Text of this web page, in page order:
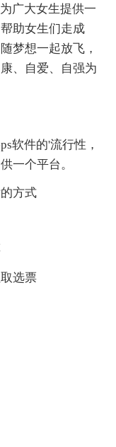
广大女生提供一
助女生们走成
梦想一起放飞，
、自爱、自强为
软件的'流行性，
一个平台。
方式
选票